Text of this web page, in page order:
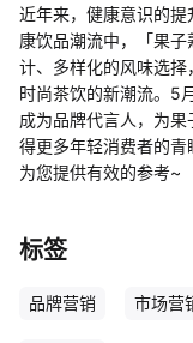
近年来，健康意识的
康饮品潮流中，「果
计、多样化的风味选
时尚茶饮的新潮流。5
成为品牌代言人，为
得更多年轻消费者的
为您提供有效的参考~
标签
品牌营销 市场营